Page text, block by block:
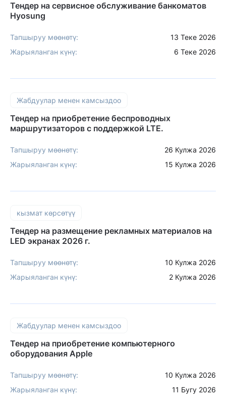
Тендер на сервисное обслуживание банкоматов
Hyosung
Тапшыруу мөөнөтү:
13 Теке 2026
Жарыяланган күнү:
6 Теке 2026
Жабдуулар менен камсыздоо
Тендер на приобретение беспроводных
маршрутизаторов с поддержкой LTE.
Тапшыруу мөөнөтү:
26 Кулжа 2026
Жарыяланган күнү:
15 Кулжа 2026
кызмат көрсөтүү
Тендер на размещение рекламных материалов на
LED экранах 2026 г.
Тапшыруу мөөнөтү:
10 Кулжа 2026
Жарыяланган күнү:
2 Кулжа 2026
Жабдуулар менен камсыздоо
Тендер на приобретение компьютерного
оборудования Apple
Тапшыруу мөөнөтү:
10 Кулжа 2026
Жарыяланган күнү:
11 Бугу 2026